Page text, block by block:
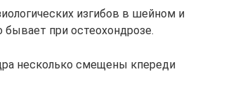
изгибов в шейном и
бывает при остеохондрозе.
несколько смещены кпереди